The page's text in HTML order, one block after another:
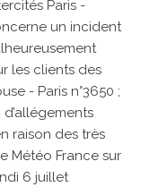
Paris -
un incident
les clients des
- Paris n°3650 ;
raison des très
Météo France sur
6 juillet